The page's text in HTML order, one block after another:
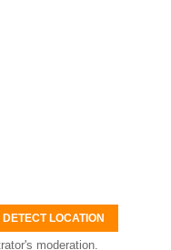
DETECT LOCATION
moderation.